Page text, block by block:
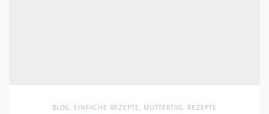
BLOG, EINFACHE REZEPTE, MUTTERTAG, REZEPTE